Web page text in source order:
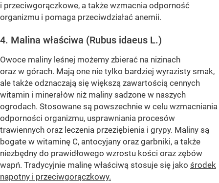
i przeciwgorączkowe, a także wzmacnia odporność
organizmu i pomaga przeciwdziałać anemii.
4. Malina właściwa (Rubus idaeus L.)
Owoce maliny leśnej możemy zbierać na nizinach
oraz w górach. Mają one nie tylko bardziej wyrazisty smak,
ale także odznaczają się większą zawartością cennych
witamin i minerałów niż maliny sadzone w naszych
ogrodach. Stosowane są powszechnie w celu wzmacniania
odporności organizmu, usprawniania procesów
trawiennych oraz leczenia przeziębienia i grypy. Maliny są
bogate w witaminę C, antocyjany oraz garbniki, a także
niezbędny do prawidłowego wzrostu kości oraz zębów
wapń. Tradycyjnie malinę właściwą stosuje się jako środek
napotny i przeciwgorączkowy.